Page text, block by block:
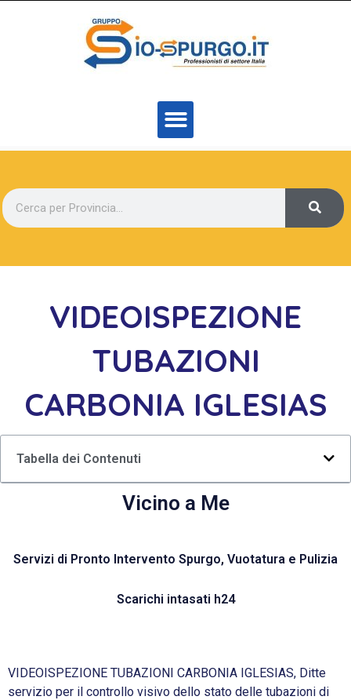
VIDEOISPEZIONE
TUBAZIONI
CARBONIA IGLESIAS
Tabella dei Contenuti
Vicino a Me
Servizi di Pronto Intervento Spurgo, Vuotatura e Pulizia
Scarichi intasati h24
VIDEOISPEZIONE TUBAZIONI CARBONIA IGLESIAS, Ditte
servizio per il controllo visivo dello stato delle tubazioni di